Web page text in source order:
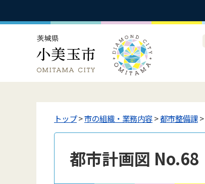
トップ>市の組織・業務内容>都市整備課>
都市計画図 No.68